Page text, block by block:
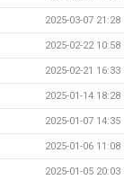
2025-03-07 21:28
2025-02-22 10:58
2025-02-21 16:33
2025-01-14 18:28
2025-01-07 14:35
2025-01-06 11:08
2025-01-05 20:03